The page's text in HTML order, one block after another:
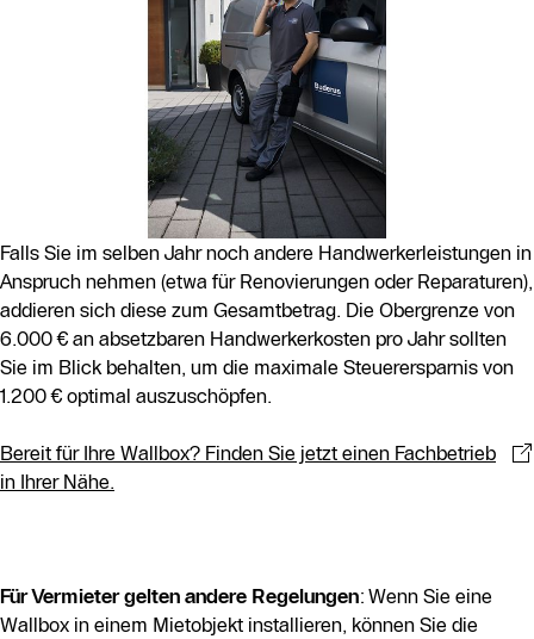
Falls Sie im selben Jahr noch andere Handwerkerleistungen in
Anspruch nehmen (etwa für Renovierungen oder Reparaturen),
addieren sich diese zum Gesamtbetrag. Die Obergrenze von
6.000 € an absetzbaren Handwerkerkosten pro Jahr sollten
Sie im Blick behalten, um die maximale Steuerersparnis von
1.200 € optimal auszuschöpfen.
Bereit für Ihre Wallbox? Finden Sie jetzt einen Fachbetrieb
in Ihrer Nähe.
Für Vermieter gelten andere Regelungen: Wenn Sie eine
Wallbox in einem Mietobjekt installieren, können Sie die